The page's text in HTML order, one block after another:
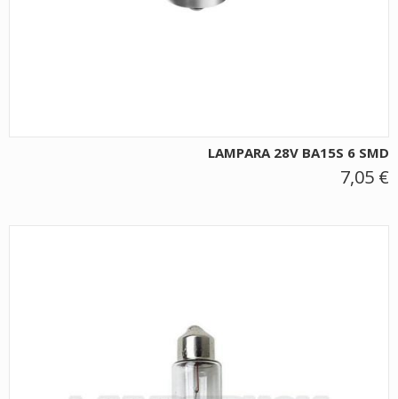
LAMPARA 28V BA15S 6 SMD
7,05 €